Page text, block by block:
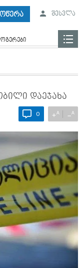
შესვლა
დაეჯახა
0 +A −A